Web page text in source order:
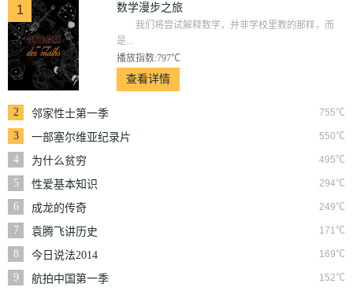
1 数学漫步之旅
我们将尝试解释数学，并非学校里教的那样，而
是...
播放指数:797℃
查看详情
2 755℃
邻家性士第一季
3
550℃
一部塞尔维亚纪录片
4
495℃
为什么贫穷
5
294℃
性爱基本知识
6
249℃
成龙的传奇
7
171℃
袁腾飞讲历史
8
169℃
今日说法2014
9
152℃
航拍中国第一季